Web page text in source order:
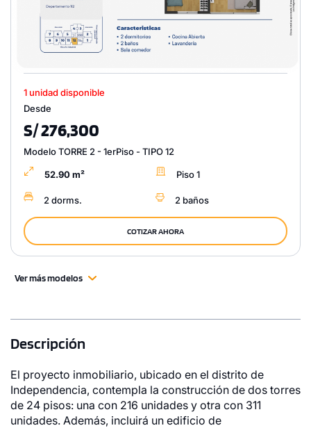
1 unidad disponible
Desde
S/ 276,300
Modelo TORRE 2 - 1erPiso - TIPO 12
52.90 m² Piso 1
2 dorms. 2 baños
COTIZAR AHORA
Ver más modelos
Descripción
El proyecto inmobiliario, ubicado en el distrito de
Independencia, contempla la construcción de dos torres
de 24 pisos: una con 216 unidades y otra con 311
unidades. Además, incluirá un edificio de